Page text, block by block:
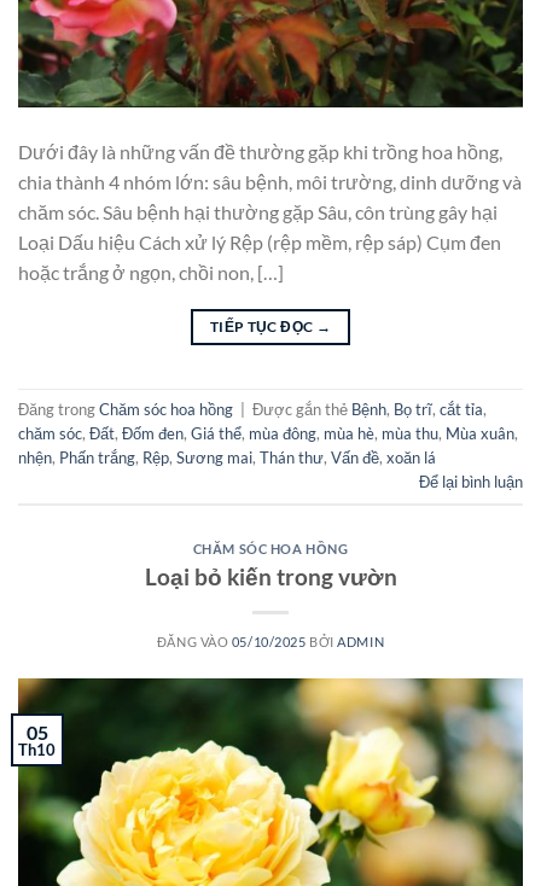
Dưới đây là những vấn đề thường gặp khi trồng hoa hồng,
chia thành 4 nhóm lớn: sâu bệnh, môi trường, dinh dưỡng và
chăm sóc. Sâu bệnh hại thường gặp Sâu, côn trùng gây hại
Loại Dấu hiệu Cách xử lý Rệp (rệp mềm, rệp sáp) Cụm đen
hoặc trắng ở ngọn, chồi non, […]
TIẾP TỤC ĐỌC →
Đăng trongChăm sóc hoa hồng Được gắn thẻ Bệnh, Bọ trĩ, cắt tỉa,
chăm sóc, Đất, Đốm đen, Giá thể, mùa đông, mùa hè, mùa thu, Mùa xuân,
nhện, Phấn trắng, Rệp, Sương mai, Thán thư, Vấn đề, xoăn lá
Để lại bình luận
CHĂM SÓC HOA HỒNG
Loại bỏ kiến trong vườn
ĐĂNG VÀO 05/10/2025 BỞI ADMIN
05
Th10